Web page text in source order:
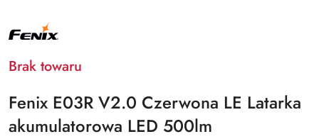
NAZWA
PRODUCENTA:
Brak towaru
Fenix E03R V2.0 Czerwona LE Latarka
akumulatorowa LED 500lm